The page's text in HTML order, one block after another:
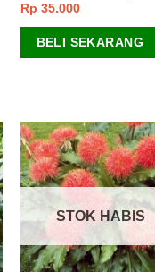
Rp 35.000
BELI SEKARANG
STOK HABIS